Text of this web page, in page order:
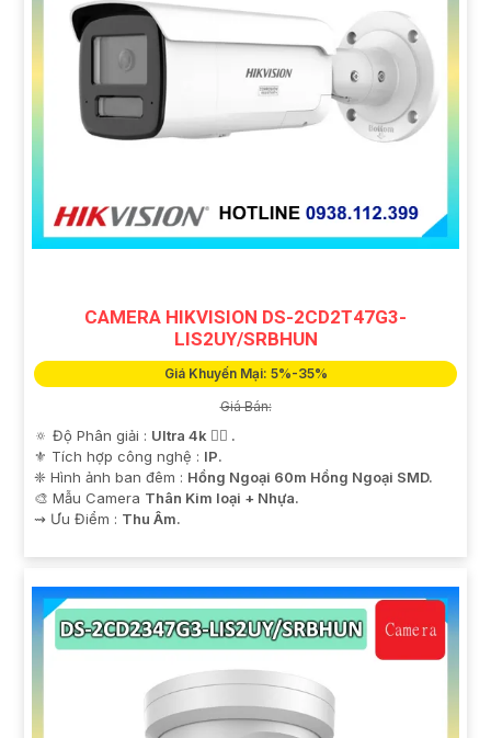
CAMERA HIKVISION DS-2CD2T47G3-
LIS2UY/SRBHUN
Giá Khuyến Mại: 5%-35%
Giá Bán:
🔅 Độ Phân giải : Ultra 4k 👍🏾 .
⚜️ Tích hợp công nghệ : IP.
❈ Hình ảnh ban đêm : Hồng Ngoại 60m Hồng Ngoại SMD.
🎨 Mẫu Camera Thân Kim loại + Nhựa.
️⇝ Ưu Điểm : Thu Âm.